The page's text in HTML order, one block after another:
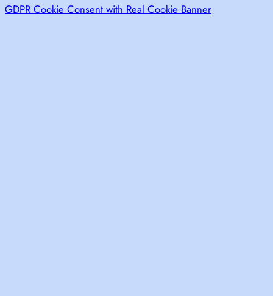
GDPR Cookie Consent with Real Cookie Banner